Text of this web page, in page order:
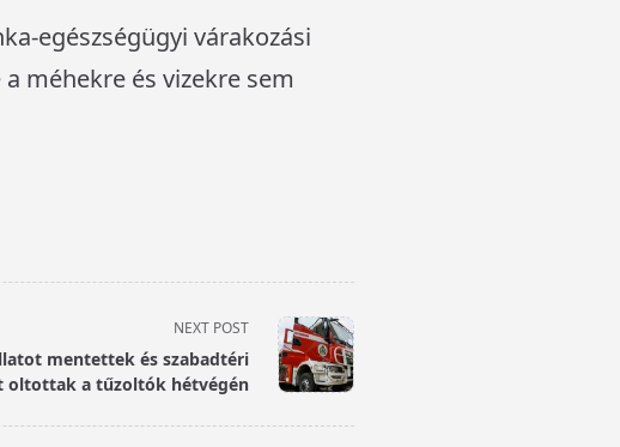
egészségügyi várakozási
méhekre és vizekre sem
NEXT POST
mentettek és szabadtéri
oltottak a tűzoltók hétvégén